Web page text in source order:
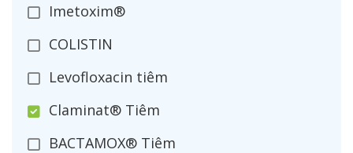
Imetoxim®
COLISTIN
Levofloxacin tiêm
Claminat® Tiêm
BACTAMOX® Tiêm